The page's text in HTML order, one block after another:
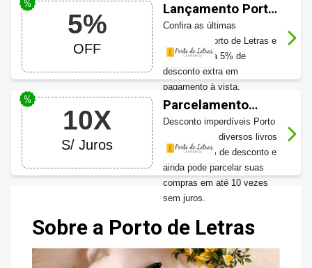
5%
OFF
Lançamento Porto
de Letras
Confira as últimas
novidades Porto de Letras e
ainda garanta 5% de
desconto extra em
pagamento à vista.
Aproveite agora mesmo!
10X
S/ Juros
Parcelamento
Porto de Letras
Desconto imperdíveis Porto
de Letras em diversos livros
com até 50% de desconto e
ainda pode parcelar suas
compras em até 10 vezes
sem juros.
Sobre a Porto de Letras